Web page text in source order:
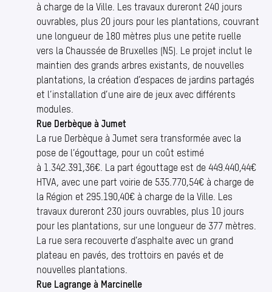
à charge de la Ville. Les travaux dureront 240 jours
ouvrables, plus 20 jours pour les plantations, couvrant
une longueur de 180 mètres plus une petite ruelle
vers la Chaussée de Bruxelles (N5). Le projet inclut le
maintien des grands arbres existants, de nouvelles
plantations, la création d’espaces de jardins partagés
et l’installation d’une aire de jeux avec différents
modules.
Rue Derbèque à Jumet
La rue Derbèque à Jumet sera transformée avec la
pose de l’égouttage, pour un coût estimé
à 1.342.391,36€. La part égouttage est de 449.440,44€
HTVA, avec une part voirie de 535.770,54€ à charge de
la Région et 295.190,40€ à charge de la Ville. Les
travaux dureront 230 jours ouvrables, plus 10 jours
pour les plantations, sur une longueur de 377 mètres.
La rue sera recouverte d’asphalte avec un grand
plateau en pavés, des trottoirs en pavés et de
nouvelles plantations.
Rue Lagrange à Marcinelle